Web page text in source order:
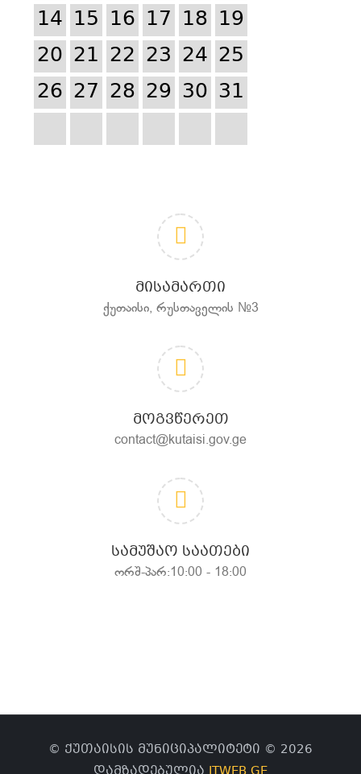
14 15 16 17 18 19
20 21 22 23 24 25
26 27 28 29 30 31
ᲛᲘᲡᲐᲛᲐᲠᲗᲘ
ქუთაისი, რუსთაველის №3
ᲛᲝᲒᲕᲬᲔᲠᲔᲗ
contact@kutaisi.gov.ge
ᲡᲐᲛᲣᲨᲐᲝ ᲡᲐᲐᲗᲔᲑᲘ
ორშ-პარ:10:00 - 18:00
© ქუთაისის მუნიციპალიტეტი © 2026